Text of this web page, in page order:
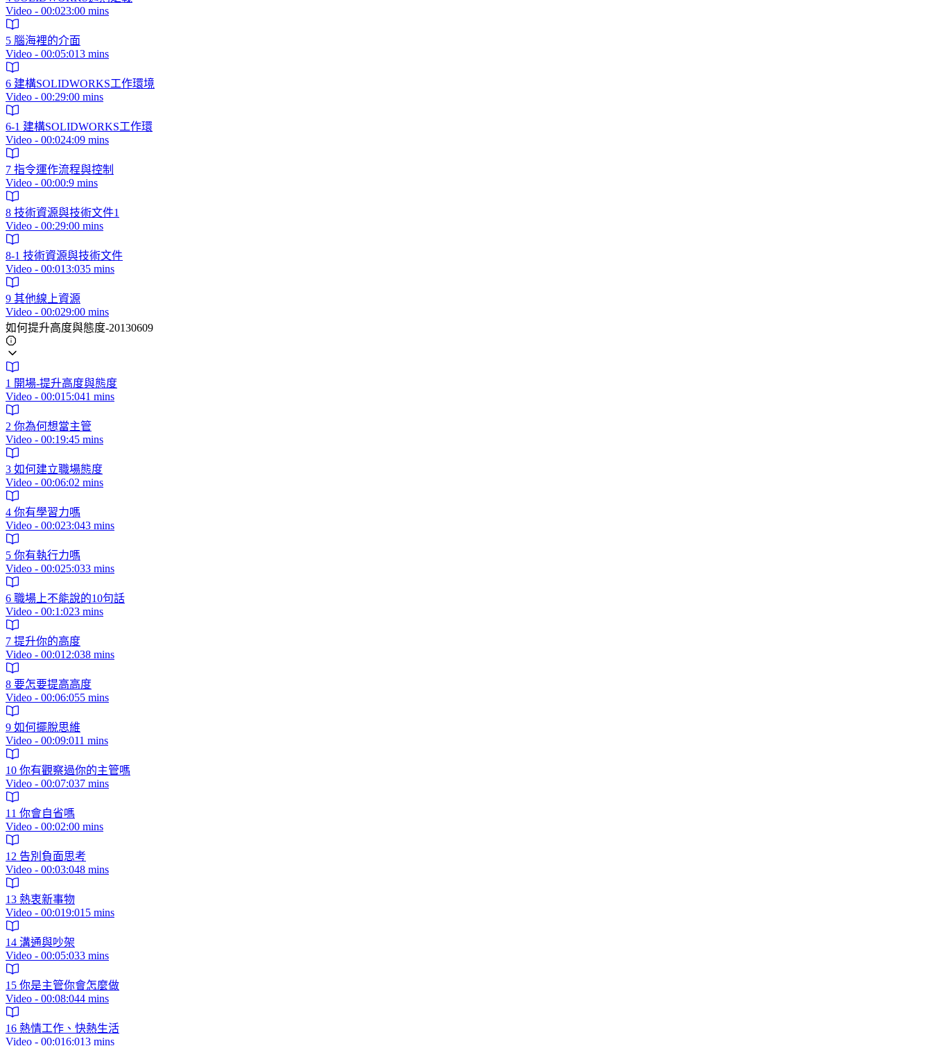
Video - 00:023:00 mins
5 腦海裡的介面
Video - 00:05:013 mins
6 建構SOLIDWORKS工作環境
Video - 00:29:00 mins
6-1 建構SOLIDWORKS工作環
Video - 00:024:09 mins
7 指令運作流程與控制
Video - 00:00:9 mins
8 技術資源與技術文件1
Video - 00:29:00 mins
8-1 技術資源與技術文件
Video - 00:013:035 mins
9 其他線上資源
Video - 00:029:00 mins
如何提升高度與態度-20130609
1 開場-提升高度與態度
Video - 00:015:041 mins
2 你為何想當主管
Video - 00:19:45 mins
3 如何建立職場態度
Video - 00:06:02 mins
4 你有學習力嗎
Video - 00:023:043 mins
5 你有執行力嗎
Video - 00:025:033 mins
6 職場上不能說的10句話
Video - 00:1:023 mins
7 提升你的高度
Video - 00:012:038 mins
8 要怎要提高高度
Video - 00:06:055 mins
9 如何擺脫思維
Video - 00:09:011 mins
10 你有觀察過你的主管嗎
Video - 00:07:037 mins
11 你會自省嗎
Video - 00:02:00 mins
12 告別負面思考
Video - 00:03:048 mins
13 熱衷新事物
Video - 00:019:015 mins
14 溝通與吵架
Video - 00:05:033 mins
15 你是主管你會怎麼做
Video - 00:08:044 mins
16 熱情工作、快熱生活
Video - 00:016:013 mins